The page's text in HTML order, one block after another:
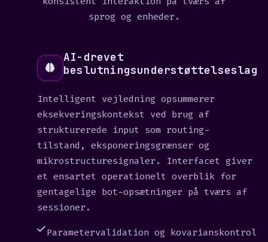
sprog og enheder.
AI-drevet
beslutningsunderstøttelseslag
Intelligent vejledning opsummerer
eksekveringskontekst ved brug af
strukturerede input som routing-
tilstand, eksponeringsgrænser og
mikrostructuresignaler. Interfacet giver
et ensartet operationelt overblik for
gentagelige bot-opsætninger på tværs af
sessioner.
Parametervalidation og kovarianskontrol